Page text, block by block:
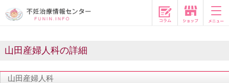
コラム
山田産婦人科の詳細
山田産婦人科